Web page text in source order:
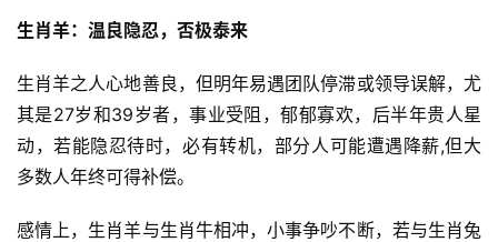
生肖羊：温良隐忍，否极泰来
生肖羊之人心地善良，但明年易遇团队停滞或领导误解，尤
其是27岁和39岁者，事业受阻，郁郁寡欢，后半年贵人星
动，若能隐忍待时，必有转机，部分人可能遭遇降薪,但大
多数人年终可得补偿。
感情上，生肖羊与生肖牛相冲，小事争吵不断，若与生肖兔